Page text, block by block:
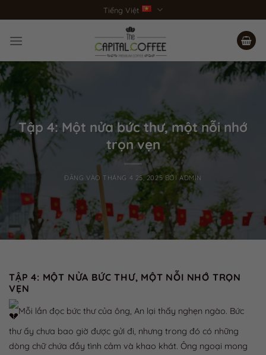
qua
nội
Tiếng Việt
Tập 4: Một nửa bức thư, một nỗi nhớ
trọn vẹn
ĐĂNG VÀO THÁNG 4 25, 2025 BỞI ADMIN
TẬP 4: MỘT NỬA BỨC THƯ, MỘT NỖI NHỚ TRỌN
VẸN
Mỗi lần đọc bức thư của ông, An lại thấy nghẹn ngào. Bức
thư ấy chưa bao giờ được gửi đi, nhưng trong đó có những
dòng chữ chứa đầy tình cảm và khao khát. Ông ngoại mong